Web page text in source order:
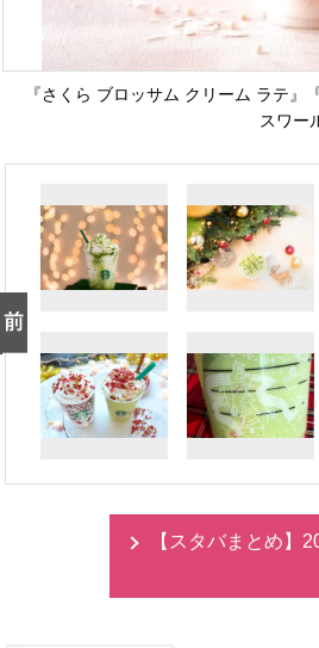
『さくら ブロッサム クリーム ラテ
スワー
【スタバまとめ】